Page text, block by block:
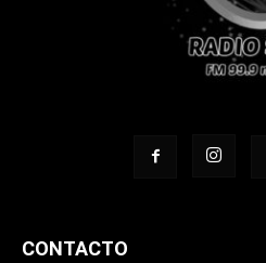
CONTACTO